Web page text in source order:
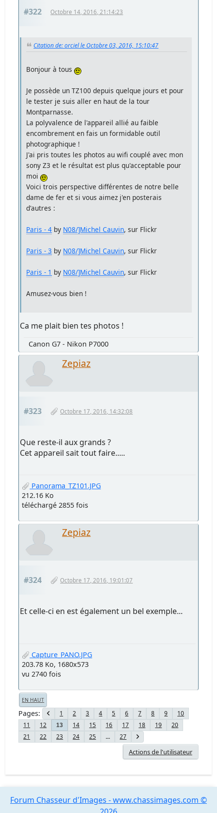
#322 Octobre 14, 2016, 21:14:23
Citation de: orciel le Octobre 03, 2016, 15:10:47
Bonjour à tous
Je possède un TZ100 depuis quelque jours et pour
le tester je suis aller en haut de la tour
Montparnasse.
La polyvalence de l'appareil allié au faible
encombrement en fais un formidable outil
photographique !
J'ai pris toutes les photos au wifi couplé avec mon
sony Z3 et le résultat est plus qu'acceptable pour
moi
Voici trois perspective différentes de notre belle
dame de fer et si vous aimez j'en posterais
d'autres :
Paris - 4 by N08/]Michel Cauvin, sur Flickr
Paris - 3 by N08/]Michel Cauvin, sur Flickr
Paris - 1 by N08/]Michel Cauvin, sur Flickr
Amusez-vous bien !
Ca me plait bien tes photos !
Canon G7 - Nikon P7000
Zepiaz
#323 Octobre 17, 2016, 14:32:08
Que reste-il aux grands ?
Cet appareil sait tout faire.....
Panorama_TZ101.JPG
212.16 Ko
téléchargé 2855 fois
Zepiaz
#324 Octobre 17, 2016, 19:01:07
Et celle-ci en est également un bel exemple...
Capture_PANO.JPG
203.78 Ko, 1680x573
vu 2740 fois
EN HAUT
Pages 1 2 3 4 5 6 7 8 9
10
11
12 13 14 15 16 17 18 19
20
21
22 23 24 25 ... 27
Actions de l'utilisateur
Forum Chasseur d'Images - www.chassimages.com ©